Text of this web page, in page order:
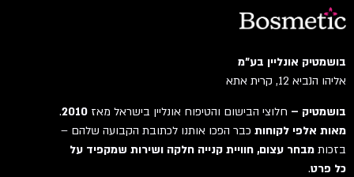
בושמטיק אונליין בע"מ
אליהו הנביא 12, קרית אתא
בושמטיק –חלוצי הבישום והטיפוח אונליין בישראל מאז2010
.
מאות אלפי לקוחותכבר הפכו אותנו לכתובת הקבועה שלהם –
בזכותמבחר עצום, חוויית קנייה חלקה ושירות שמקפיד על
כל פרט.